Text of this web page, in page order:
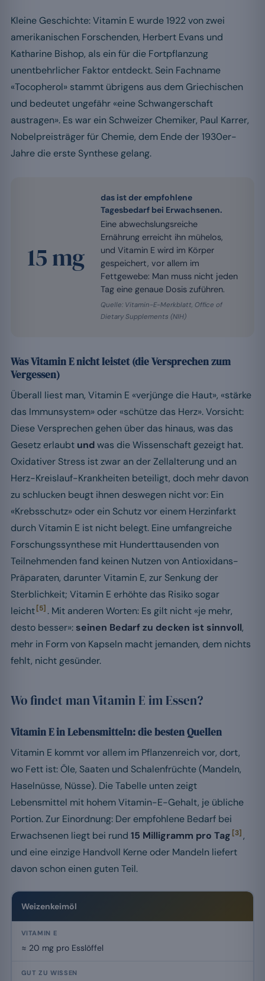
Kleine Geschichte: Vitamin E wurde 1922 von zwei
amerikanischen Forschenden, Herbert Evans und
Katharine Bishop, als ein für die Fortpflanzung
unentbehrlicher Faktor entdeckt. Sein Fachname
«Tocopherol» stammt übrigens aus dem Griechischen
und bedeutet ungefähr «eine Schwangerschaft
austragen». Es war ein Schweizer Chemiker, Paul Karrer,
Nobelpreisträger für Chemie, dem Ende der 1930er-
Jahre die erste Synthese gelang.
15 mg
das ist der empfohlene
Tagesbedarf bei Erwachsenen.
Eine abwechslungsreiche
Ernährung erreicht ihn mühelos,
und Vitamin E wird im Körper
gespeichert, vor allem im
Fettgewebe: Man muss nicht jeden
Tag eine genaue Dosis zuführen.
Quelle: Vitamin-E-Merkblatt, Office of
Dietary Supplements (NIH)
Was Vitamin E nicht leistet (die Versprechen zum
Vergessen)
Überall liest man, Vitamin E «verjünge die Haut», «stärke
das Immunsystem» oder «schütze das Herz». Vorsicht:
Diese Versprechen gehen über das hinaus, was das
Gesetz erlaubt undwas die Wissenschaft gezeigt hat.
Oxidativer Stress ist zwar an der Zellalterung und an
Herz-Kreislauf-Krankheiten beteiligt, doch mehr davon
zu schlucken beugt ihnen deswegen nicht vor: Ein
«Krebsschutz» oder ein Schutz vor einem Herzinfarkt
durch Vitamin E ist nicht belegt. Eine umfangreiche
Forschungssynthese mit Hunderttausenden von
Teilnehmenden fand keinen Nutzen von Antioxidans-
Präparaten, darunter Vitamin E, zur Senkung der
Sterblichkeit; Vitamin E erhöhte das Risiko sogar
leicht[5] . Mit anderen Worten: Es gilt nicht «je mehr,
desto besser»: seinen Bedarf zu decken ist sinnvoll,
mehr in Form von Kapseln macht jemanden, dem nichts
fehlt, nicht gesünder.
Wo findet man Vitamin E im Essen?
Vitamin E in Lebensmitteln: die besten Quellen
Vitamin E kommt vor allem im Pflanzenreich vor, dort,
wo Fett ist: Öle, Saaten und Schalenfrüchte (Mandeln,
Haselnüsse, Nüsse). Die Tabelle unten zeigt
Lebensmittel mit hohem Vitamin-E-Gehalt, je übliche
Portion. Zur Einordnung: Der empfohlene Bedarf bei
Erwachsenen liegt bei rund 15 Milligramm pro Tag [3] ,
und eine einzige Handvoll Kerne oder Mandeln liefert
davon schon einen guten Teil.
Weizenkeimöl
≈ 20 mg pro Esslöffel